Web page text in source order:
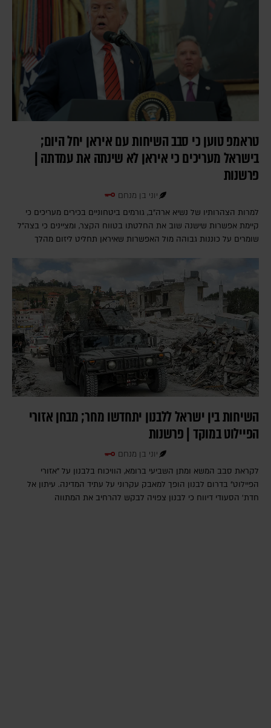
טראמפ טוען כי סבב השיחות עם איראן יחל היום;
בישראל מעריכים כי איראן לא שינתה את עמדתה |
פרשנות
יוני בן מנחם
למרות הצהרותיו של נשיא ארה"ב, גורמים ביטחוניים בכירים מעריכים כי
קיימת אפשרות שישנה שוב את החלטתו בטווח הקצר, ומציינים כי בצה"ל
שומרים על כוננות גבוהה מול האפשרות שאיראן תחליט ליזום מהלך
השיחות בין ישראל ללבנון יתחדשו מחר; מבחן אזורי
הפיילוט במוקד | פרשנות
יוני בן מנחם
לקראת סבב המשא ומתן השביעי ברומא, הוויכוח בלבנון על "אזורי
הפיילוט" בדרום לבנון הופך למאבק עקרוני על עתיד המדינה. עיתון אל
חדת' הסעודי דיווח כי לבנון צפויה לבקש להרחיב את המתווה